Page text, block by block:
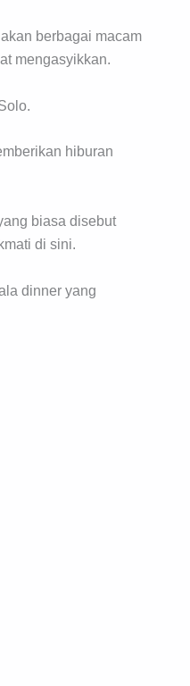
berbagai macam
mengasyikkan.
hiburan
biasa disebut
di sini.
dinner yang